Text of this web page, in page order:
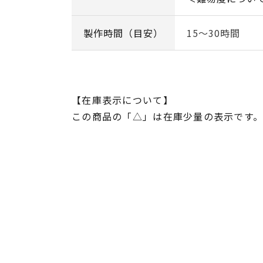
製作時間（目安） 15～30時間
【在庫表示について】
この商品の「△」は在庫少量の表示です。